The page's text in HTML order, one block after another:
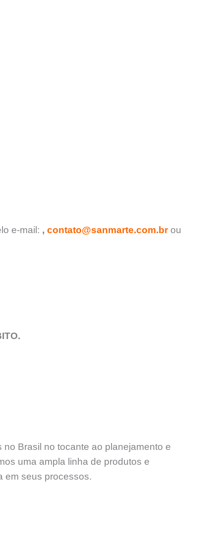
e-mail: , contato@sanmarte.com.brou
Brasil no tocante ao planejamento e
uma ampla linha de produtos e
em seus processos.